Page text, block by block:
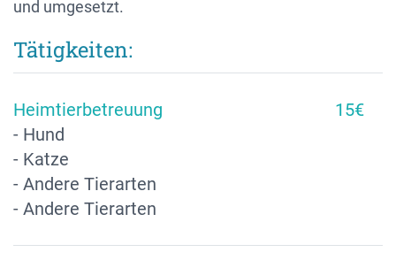
und umgesetzt.
Tätigkeiten:
Heimtierbetreuung
- Hund
- Katze
- Andere Tierarten
- Andere Tierarten
15€